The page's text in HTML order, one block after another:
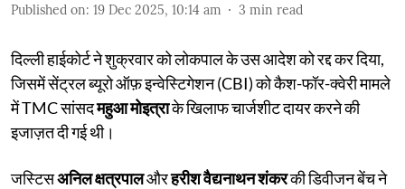
Published on: 19 Dec 2025, 10:14 am 3 min read
दिल्ली हाईकोर्ट ने शुक्रवार को लोकपाल के उस आदेश को रद्द कर दिया,
जिसमें सेंट्रल ब्यूरो ऑफ़ इन्वेस्टिगेशन (CBI) को कैश-फॉर-क्वेरी मामले
में TMC सांसदमहुआ मोइत्राके खिलाफ चार्जशीट दायर करने की
इजाज़त दी गई थी।
जस्टिसअनिल क्षत्रपालऔरहरीश वैद्यनाथन शंकरकी डिवीजन बेंच ने